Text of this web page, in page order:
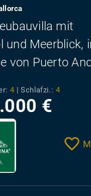
mit
und Meerblick,
von Puerto
4 |Schlafzi.: 4
€